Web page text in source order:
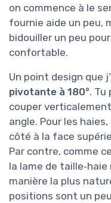
on commence à le
fournie aide un peu,
bidouiller un peu
confortable.
Un point design que
pivotante à 180°. Tu
couper
angle. Pour les
côté à la face
Par contre, comme
la lame de taille‑haie
manière la plus
positions sont un